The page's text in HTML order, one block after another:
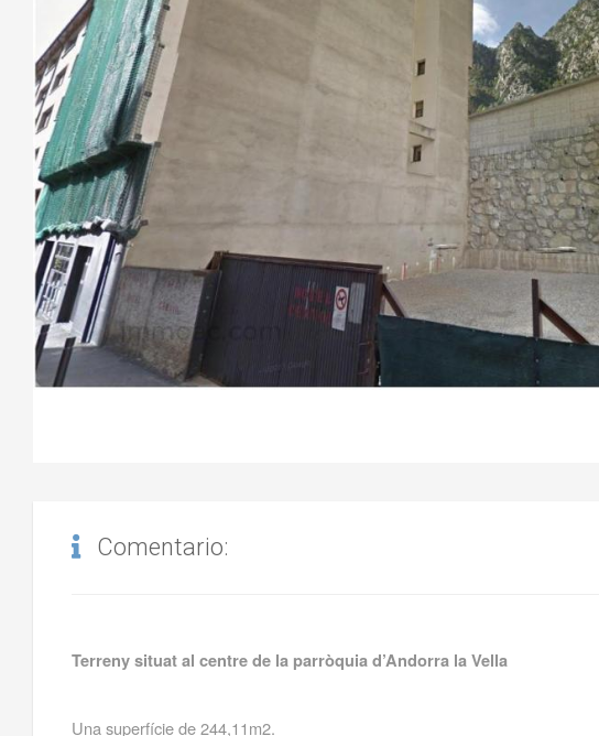
Comentario:
Terreny situat al centre de la parròquia d’Andorra la Vella
Una superfície de 244,11m2.